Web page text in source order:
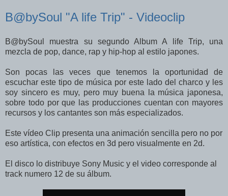
B@bySoul "A life Trip" - Videoclip
B@bySoul muestra su segundo Album A life Trip, una
mezcla de pop, dance, rap y hip-hop al estilo japones.
Son pocas las veces que tenemos la oportunidad de
escuchar este tipo de música por este lado del charco y les
soy sincero es muy, pero muy buena la música japonesa,
sobre todo por que las producciones cuentan con mayores
recursos y los cantantes son más especializados.
Este vídeo Clip presenta una animación sencilla pero no por
eso artística, con efectos en 3d pero visualmente en 2d.
El disco lo distribuye Sony Music y el video corresponde al
track numero 12 de su álbum.